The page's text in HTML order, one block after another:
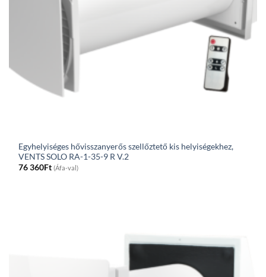
Egyhelyiséges hővisszanyerős szellőztető kis helyiségekhez,
VENTS SOLO RA-1-35-9 R V.2
76 360Ft (Áfa-val)